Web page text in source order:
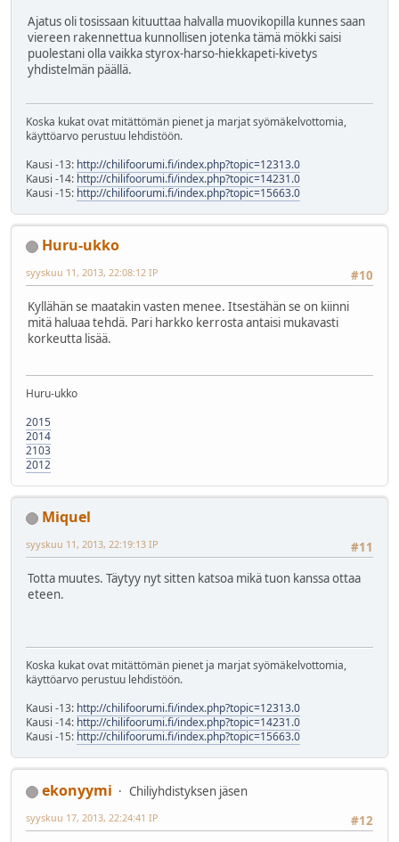
Ajatus oli tosissaan kituuttaa halvalla muovikopilla kunnes saan
viereen rakennettua kunnollisen jotenka tämä mökki saisi
puolestani olla vaikka styrox-harso-hiekkapeti-kivetys
yhdistelmän päällä.
Koska kukat ovat mitättömän pienet ja marjat syömäkelvottomia,
käyttöarvo perustuu lehdistöön.
Kausi -13: http://chilifoorumi.fi/index.php?topic=12313.0
Kausi -14: http://chilifoorumi.fi/index.php?topic=14231.0
Kausi -15: http://chilifoorumi.fi/index.php?topic=15663.0
Huru-ukko
#10
syyskuu 11, 2013, 22:08:12 IP
Kyllähän se maatakin vasten menee. Itsestähän se on kiinni
mitä haluaa tehdä. Pari harkko kerrosta antaisi mukavasti
korkeutta lisää.
Huru-ukko
2015
2014
2103
2012
Miquel
#11
syyskuu 11, 2013, 22:19:13 IP
Totta muutes. Täytyy nyt sitten katsoa mikä tuon kanssa ottaa
eteen.
Koska kukat ovat mitättömän pienet ja marjat syömäkelvottomia,
käyttöarvo perustuu lehdistöön.
Kausi -13: http://chilifoorumi.fi/index.php?topic=12313.0
Kausi -14: http://chilifoorumi.fi/index.php?topic=14231.0
Kausi -15: http://chilifoorumi.fi/index.php?topic=15663.0
ekonyymi
Chiliyhdistyksen jäsen
#12
syyskuu 17, 2013, 22:24:41 IP